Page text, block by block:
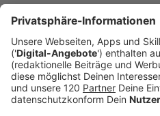
reichen von der
Trinkwasser über ein
Mobilitätsangebot
Abwasser- und
des Konzerns sind aber
Telekommunikation zu